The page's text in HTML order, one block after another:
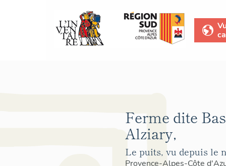
Ferme dite
Alziary,
Le puits, vu depuis le
Provence-Alpes-Côte